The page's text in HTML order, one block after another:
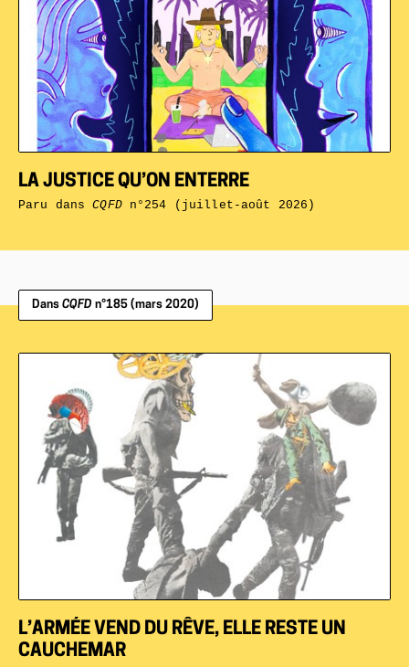
LA JUSTICE QU’ON ENTERRE
Paru dansCQFDn°254 (juillet-août 2026)
Dans CQFD n°185 (mars 2020)
L’ARMÉE VEND DU RÊVE, ELLE RESTE UN
CAUCHEMAR